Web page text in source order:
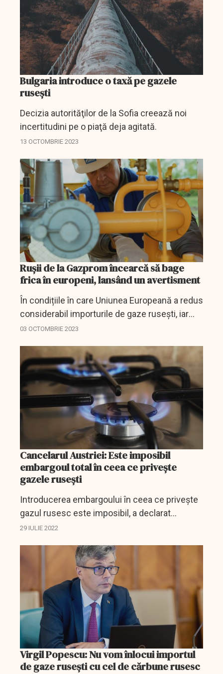
Bulgaria introduce o taxă pe gazele
ruseşti
Decizia autorităţilor de la Sofia creează noi
incertitudini pe o piaţă deja agitată.
13 OCTOMBRIE 2023
Rușii de la Gazprom încearcă să bage
frica în europeni, lansând un avertisment
În condițiile în care Uniunea Europeană a redus
considerabil importurile de gaze rusești, iar
depozitele ei sunt pline până aproape de
cât se...
03 OCTOMBRIE 2023
Cancelarul Austriei: Este imposibil
embargoul total în ceea ce privește
gazele rusești
Introducerea embargoului în ceea ce privește
gazul rusesc este imposibil, a declarat
jurnaliștilor cancelarul Austriei, Karl
Rosbalt.
29 IULIE 2022
Virgil Popescu: Nu vom înlocui importul
de gaze ruseşti cu cel de cărbune rusesc